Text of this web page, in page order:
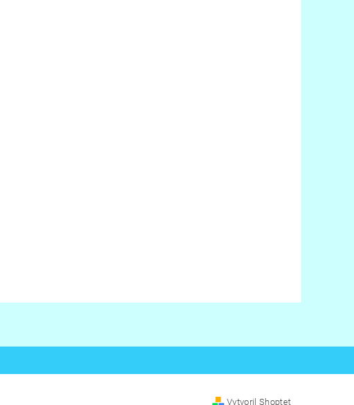
Vytvoril Shoptet